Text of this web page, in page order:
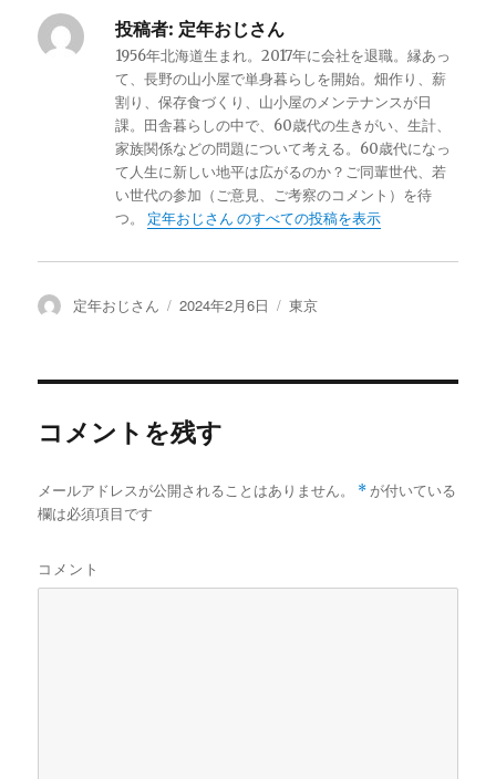
投稿者: 定年おじさん
1956年北海道生まれ。2017年に会社を退職。縁あっ
て、長野の山小屋で単身暮らしを開始。畑作り、薪
割り、保存食づくり、山小屋のメンテナンスが日
課。田舎暮らしの中で、60歳代の生きがい、生計、
家族関係などの問題について考える。60歳代になっ
て人生に新しい地平は広がるのか？ご同輩世代、若
い世代の参加（ご意見、ご考察のコメント）を待
つ。 定年おじさん のすべての投稿を表示
投
定年おじさん
投
2024年2月6日
カ
リ
東京
コメントを残す
メールアドレスが公開されることはありません。 * が付いている
欄は必須項目です
コメント